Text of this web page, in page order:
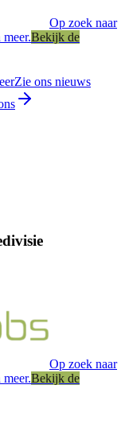
Op zoek naar
Bekijk de
Zie ons nieuws
Op zoek naar
Bekijk de